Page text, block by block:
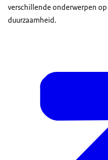
verschillende onderwerpen
duurzaamheid.